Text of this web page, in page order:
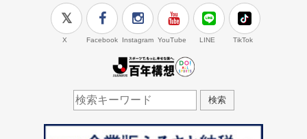
X Facebook Instagram YouTube LINE TikTok
検索